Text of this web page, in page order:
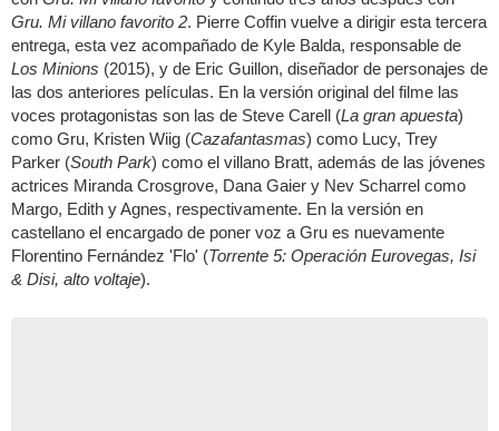
Gru. Mi villano favorito 2. Pierre Coffin vuelve a dirigir esta tercera
entrega, esta vez acompañado de Kyle Balda, responsable de
Los Minions (2015), y de Eric Guillon, diseñador de personajes de
las dos anteriores películas. En la versión original del filme las
voces protagonistas son las de Steve Carell (La gran apuesta)
como Gru, Kristen Wiig (Cazafantasmas) como Lucy, Trey
Parker (South Park) como el villano Bratt, además de las jóvenes
actrices Miranda Crosgrove, Dana Gaier y Nev Scharrel como
Margo, Edith y Agnes, respectivamente. En la versión en
castellano el encargado de poner voz a Gru es nuevamente
Florentino Fernández 'Flo' (Torrente 5: Operación Eurovegas, Isi
& Disi, alto voltaje).